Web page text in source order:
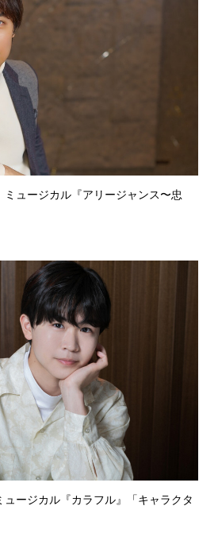
ュージカル『アリージャンス〜忠
ージカル『カラフル』「キャラクタ